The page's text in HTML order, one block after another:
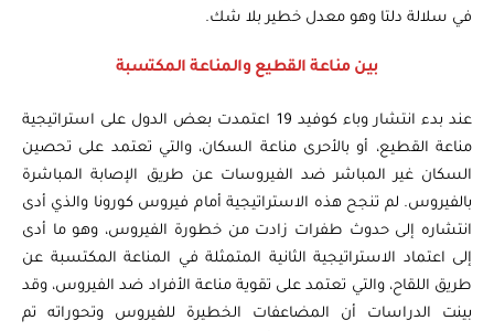
في سلالة دلتا وهو معدل خطير بلا شك.
بين مناعة القطيع والمناعة المكتسبة
عند بدء انتشار وباء كوفيد 19 اعتمدت بعض الدول على استراتيجية
مناعة القطيع، أو بالأحرى مناعة السكان، والتي تعتمد على تحصين
السكان غير المباشر ضد الفيروسات عن طريق الإصابة المباشرة
بالفيروس. لم تنجح هذه الاستراتيجية أمام فيروس كورونا والذي أدى
انتشاره إلى حدوث طفرات زادت من خطورة الفيروس، وهو ما أدى
إلى اعتماد الاستراتيجية الثانية المتمثلة في المناعة المكتسبة عن
طريق اللقاح، والتي تعتمد على تقوية مناعة الأفراد ضد الفيروس، وقد
بينت الدراسات أن المضاعفات الخطيرة للفيروس وتحوراته تم